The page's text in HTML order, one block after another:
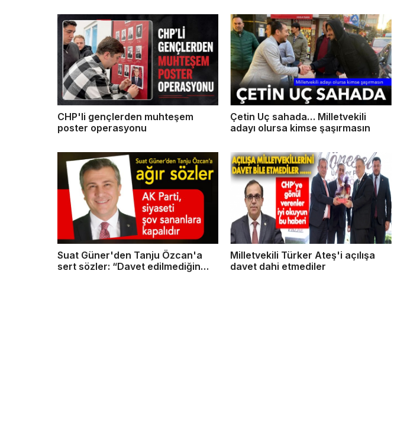
CHP'li gençlerden muhteşem
poster operasyonu
Çetin Uç sahada… Milletvekili
adayı olursa kimse şaşırmasın
Suat Güner'den Tanju Özcan'a
sert sözler: “Davet edilmediğin
Milletvekili Türker Ateş'i açılışa
davet dahi etmediler